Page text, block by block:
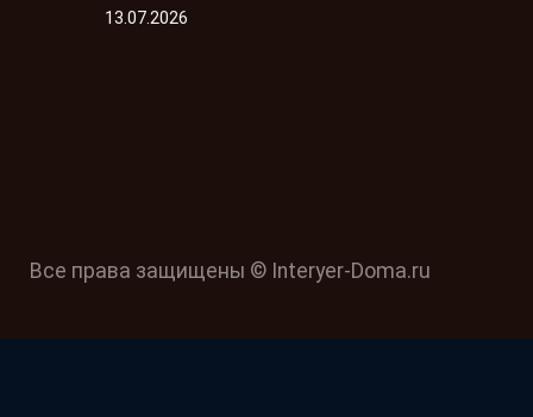
13.07.2026
Все права защищены © Interyer-Doma.ru